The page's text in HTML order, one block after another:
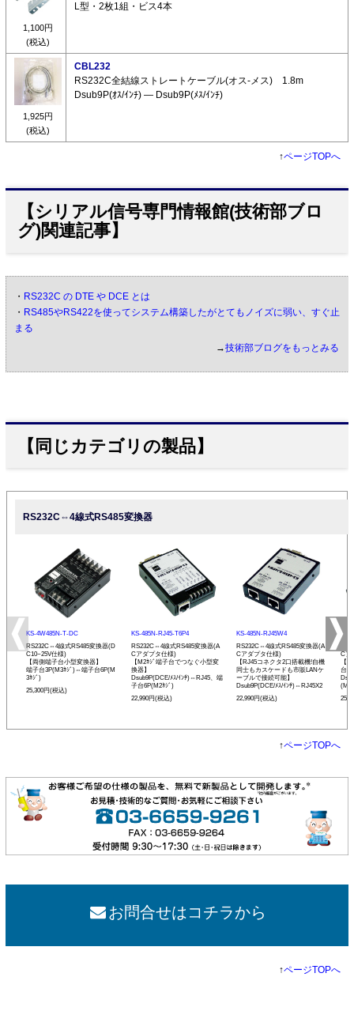
1,100円
(税込)
L型・2枚1組・ビス4本
1,925円
(税込)
CBL232
RS232C全結線ストレートケーブル(オス-メス) 1.8m
Dsub9P(ｵｽ/ｲﾝﾁ) ― Dsub9P(ﾒｽ/ｲﾝﾁ)
↑ページTOPへ
【シリアル信号専門情報館(技術部ブロ
グ)関連記事】
・ RS232C の DTE や DCE とは
・ RS485やRS422を使ってシステム構築したがとてもノイズに弱い、すぐ止
まる
→技術部ブログをもっとみる
【同じカテゴリの製品】
RS232C⇔4線式RS485変換器
KS-4W485N-T-DC
RS232C⇔4線式RS485変換器(D
C10~25V仕様)
【両側端子台小型変換器】
端子台3P(M3ﾈｼﾞ)⇔端子台6P(M
3ﾈｼﾞ)
25,300円(税込)
KS-485N-RJ45-T6P4
RS232C⇔4線式RS485変換器(A
Cアダプタ仕様)
【M2ﾈｼﾞ端子台でつなぐ小型変
換器】
Dsub9P(DCE/ﾒｽ/ｲﾝﾁ)⇔RJ45、端
子台6P(M2ﾈｼﾞ)
22,990円(税込)
KS-485N-RJ45W4
RS232C⇔4線式RS485変換器(A
Cアダプタ仕様)
【RJ45コネクタ2口搭載機!自機
同士もカスケードも市販LANケ
ーブルで接続可能】
Dsub9P(DCE/ﾒｽ/ｲﾝﾁ)⇔RJ45X2
22,990円(税込)
KS-
Cア
【
台
(M3
↑ページTOPへ
お問合せはコチラから
↑ページTOPへ